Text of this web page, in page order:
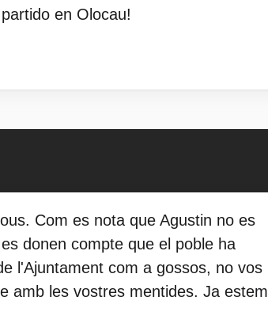
en Olocau!
Com es nota que Agustin no es
donen compte que el poble ha
l'Ajuntament com a gossos, no vos
amb les vostres mentides. Ja estem